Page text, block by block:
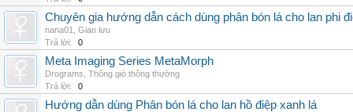
Chuyên gia hướng dẫn cách dùng phân bón lá cho lan phi
nana01
Giao lưu
Trả lời:
0
Meta Imaging Series MetaMorph
Drograms Thông gió thông thường
Trả lời:
0
Hướng dẫn dùng Phân bón lá cho lan hồ điệp xanh lá